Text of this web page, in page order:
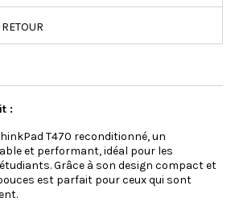
:
T470 reconditionné, un
et performant, idéal pour les
Grâce à son design compact et
est parfait pour ceux qui sont